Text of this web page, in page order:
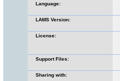
Language:
LAMS Version:
License:
Support Files:
Sharing with: